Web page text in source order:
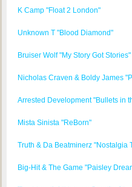
K Camp "Float 2 London"
Unknown T "Blood Diamond"
Bruiser Wolf "My Story Got Stories"
Nicholas Craven & Boldy James
Arrested Development "Bullets in
Mista Sinista "ReBorn"
Truth & Da Beatminerz "Nostalgia
Big-Hit & The Game "Paisley